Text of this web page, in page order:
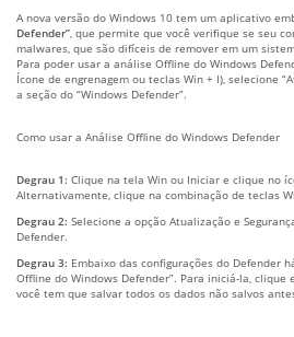
A nova versão do Windows 10 tem um aplicativo
Defender” , que permite que você verifique se seu
malwares, que são difíceis de remover em um
Para poder usar a análise Offline do Windows
Ícone de engrenagem ou teclas Win + I), selecione
a seção do “Windows Defender”.
Como usar a Análise Offline do Windows Defender
Degrau 1: Clique na tela Win ou Iniciar e clique no
Alternativamente, clique na combinação de teclas
Degrau 2: Selecione a opção Atualização e
Defender.
Degrau 3: Embaixo das configurações do Defender
Offline do Windows Defender”. Para iniciá-la, clique
você tem que salvar todos os dados não salvos